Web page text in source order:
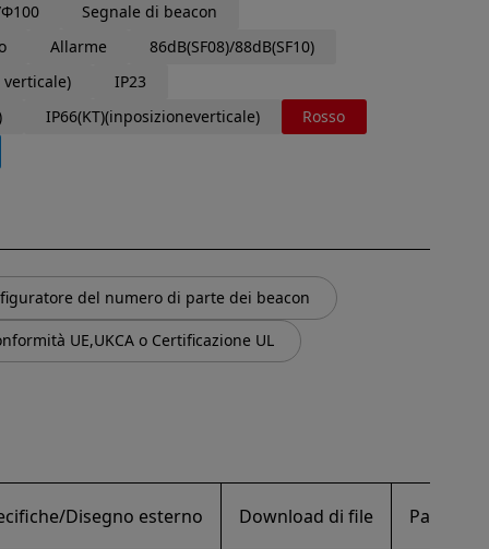
Segnale di beacon
Allarme
86dB(SF08)/88dB(SF10)
IP23
IP66(KT)(inposizioneverticale) Rosso
del numero di parte dei beacon
UE,UKCA o Certificazione UL
Disegno esterno Download di file Parti di